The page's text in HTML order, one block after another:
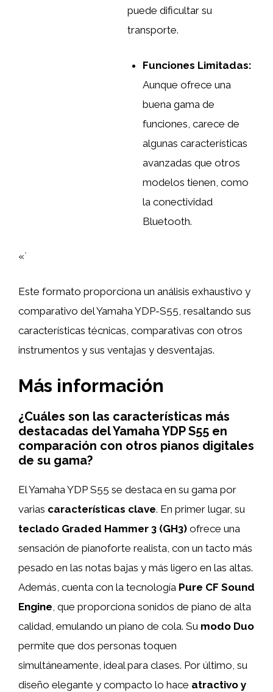
puede dificultar su
transporte.
Funciones Limitadas:
Aunque ofrece una
buena gama de
funciones, carece de
algunas características
avanzadas que otros
modelos tienen, como
la conectividad
Bluetooth.
«`
Este formato proporciona un análisis exhaustivo y
comparativo del Yamaha YDP-S55, resaltando sus
características técnicas, comparativas con otros
instrumentos y sus ventajas y desventajas.
Más información
¿Cuáles son las características más
destacadas del Yamaha YDP S55 en
comparación con otros pianos digitales
de su gama?
El Yamaha YDP S55 se destaca en su gama por
varias características clave. En primer lugar, su
teclado Graded Hammer 3 (GH3) ofrece una
sensación de pianoforte realista, con un tacto más
pesado en las notas bajas y más ligero en las altas.
Además, cuenta con la tecnología Pure CF Sound
Engine, que proporciona sonidos de piano de alta
calidad, emulando un piano de cola. Su modo Duo
permite que dos personas toquen
simultáneamente, ideal para clases. Por último, su
diseño elegante y compacto lo hace atractivo y